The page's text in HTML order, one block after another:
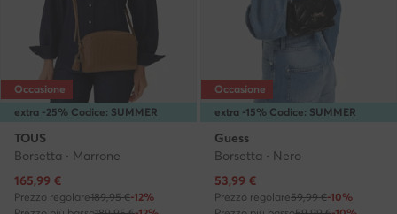
extra -25% Codice: SUMMER
Occasione
TOUS
Borsetta · Marrone
Prezzo attuale
165,99 €
Prezzo regolare189,95 €-12%
extra -15% Codice: SUMMER
Occasione
Guess
Borsetta · Nero
Prezzo attuale
53,99 €
Prezzo regolare59,99 €-10%